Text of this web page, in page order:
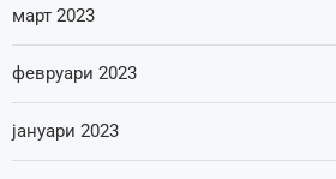
март 2023
февруари 2023
јануари 2023